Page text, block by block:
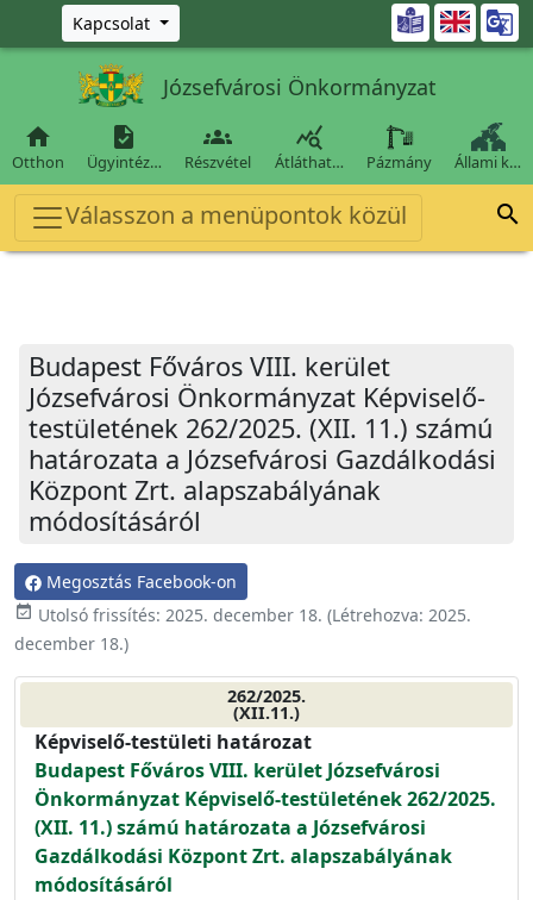
Ugrás a fő tartalomra
Kapcsolat 
Józsefvárosi Önkormányzat

Otthon

Ügyintéz…

Részvétel

Átláthat… Pázmány Állami k…
Válasszon a menüpontok közül 
Budapest Főváros VIII. kerület
Józsefvárosi Önkormányzat Képviselő-
testületének 262/2025. (XII. 11.) számú
határozata a Józsefvárosi Gazdálkodási
Központ Zrt. alapszabályának
módosításáról
Megosztás Facebook-on
event_available Utolsó frissítés: 2025. december 18. (Létrehozva: 2025.
december 18.)
262/2025.
(XII.11.)
Képviselő-testületi határozat
Budapest Főváros VIII. kerület Józsefvárosi
Önkormányzat Képviselő-testületének 262/2025.
(XII. 11.) számú határozata a Józsefvárosi
Gazdálkodási Központ Zrt. alapszabályának
módosításáról